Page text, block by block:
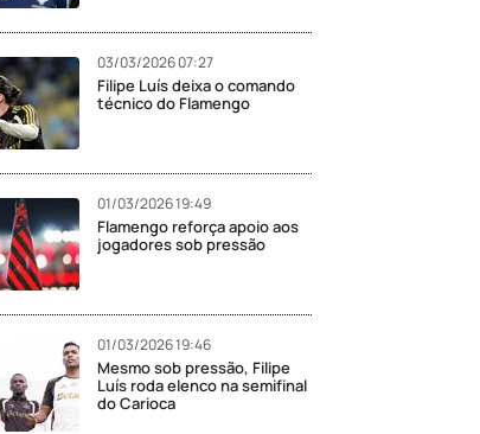
03/03/2026 07:27
Filipe Luís deixa o comando
técnico do Flamengo
01/03/2026 19:49
Flamengo reforça apoio aos
jogadores sob pressão
01/03/2026 19:46
Mesmo sob pressão, Filipe
Luís roda elenco na semifinal
do Carioca